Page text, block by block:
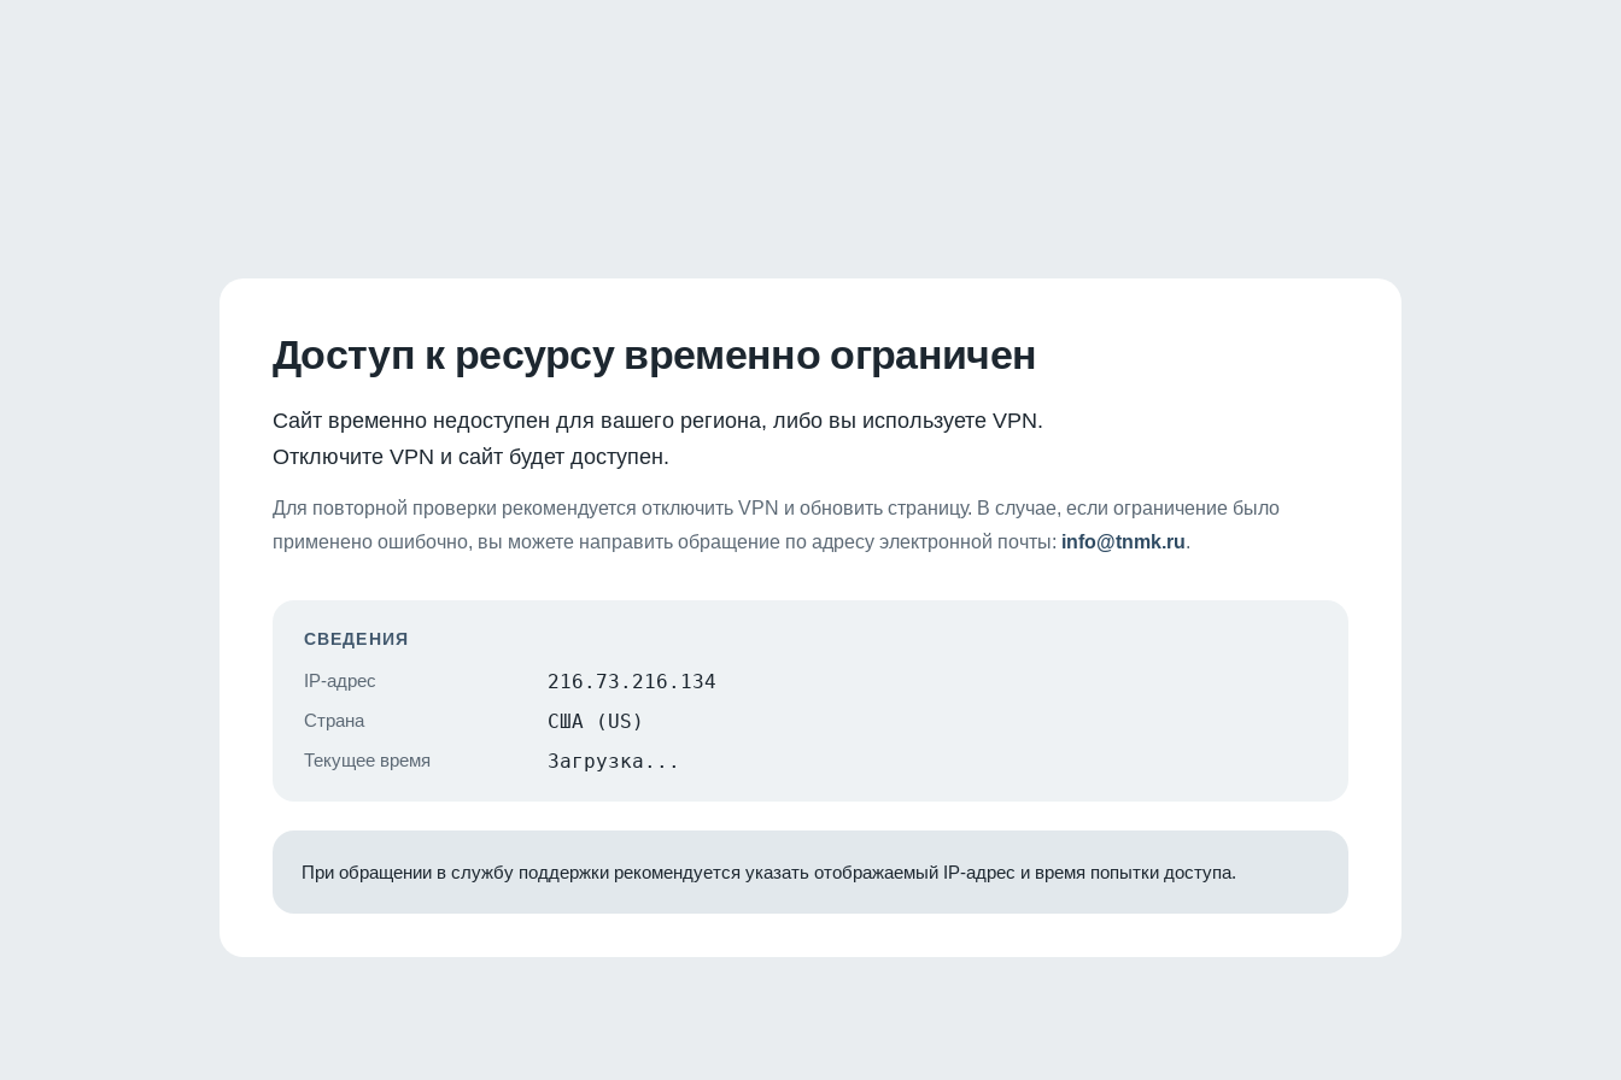
Доступ к ресурсу временно ограничен
Сайт временно недоступен для вашего региона, либо вы используете VPN.
Отключите VPN и сайт будет доступен.
Для повторной проверки рекомендуется отключить VPN и обновить страницу. В случае, если ограничение было
применено ошибочно, вы можете направить обращение по адресу электронной почты: info@tnmk.ru.
СВЕДЕНИЯ
IP-адрес 216.73.216.134
Страна США (US)
Текущее время Загрузка...
При обращении в службу поддержки рекомендуется указать отображаемый IP-адрес и время попытки доступа.